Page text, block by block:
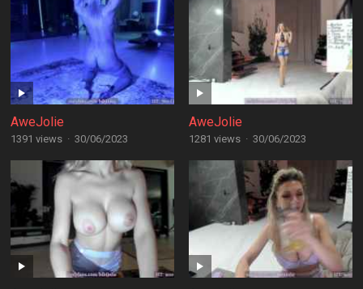
AweJolie
1391 views · 30/06/2023
AweJolie
1281 views · 30/06/2023